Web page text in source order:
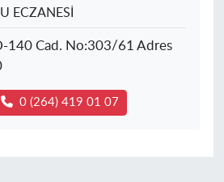
ECZANESİ
140 Cad. No:303/61 Adres
0 (264) 419 01 07